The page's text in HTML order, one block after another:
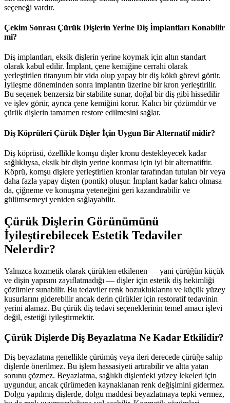
seçeneği vardır.
Çekim Sonrası Çürük Dişlerin Yerine Diş İmplantları Konabilir
mi?
Diş implantları, eksik dişlerin yerine koymak için altın standart
olarak kabul edilir. İmplant, çene kemiğine cerrahi olarak
yerleştirilen titanyum bir vida olup yapay bir diş kökü görevi görür.
İyileşme döneminden sonra implantın üzerine bir kron yerleştirilir.
Bu seçenek benzersiz bir stabilite sunar, doğal bir diş gibi hissedilir
ve işlev görür, ayrıca çene kemiğini korur. Kalıcı bir çözümdür ve
çürük dişlerin tamamen restore edilmesini sağlar.
Diş Köprüleri Çürük Dişler İçin Uygun Bir Alternatif midir?
Diş köprüsü, özellikle komşu dişler kronu destekleyecek kadar
sağlıklıysa, eksik bir dişin yerine konması için iyi bir alternatiftir.
Köprü, komşu dişlere yerleştirilen kronlar tarafından tutulan bir veya
daha fazla yapay dişten (pontik) oluşur. İmplant kadar kalıcı olmasa
da, çiğneme ve konuşma yeteneğini geri kazandırabilir ve
gülümsemeyi yeniden sağlayabilir.
Çürük Dişlerin Görünümünü
İyileştirebilecek Estetik Tedaviler
Nelerdir?
Yalnızca kozmetik olarak çürükten etkilenen — yani çürüğün küçük
ve dişin yapısını zayıflatmadığı — dişler için estetik diş hekimliği
çözümler sunabilir. Bu tedaviler renk bozukluklarını ve küçük yüzey
kusurlarını giderebilir ancak derin çürükler için restoratif tedavinin
yerini alamaz. Bu çürük diş tedavi seçeneklerinin temel amacı işlevi
değil, estetiği iyileştirmektir.
Çürük Dişlerde Diş Beyazlatma Ne Kadar Etkilidir?
Diş beyazlatma genellikle çürümüş veya ileri derecede çürüğe sahip
dişlerde önerilmez. Bu işlem hassasiyeti artırabilir ve altta yatan
sorunu çözmez. Beyazlatma, sağlıklı dişlerdeki yüzey lekeleri için
uygundur, ancak çürümeden kaynaklanan renk değişimini gidermez.
Dolgu yapılmış dişlerde, dolgu maddesi beyazlatmaya tepki vermez,